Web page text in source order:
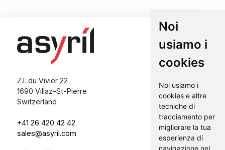
Noi
usiamo i
cookies
Noi usiamo i
cookies e altre
tecniche di
tracciamento per
migliorare la tua
esperienza di
navigazione nel
Z.I. du Vivier 22
1690 Villaz-St-Pierre
Switzerland
+41 26 420 42 42
sales@asyril.com